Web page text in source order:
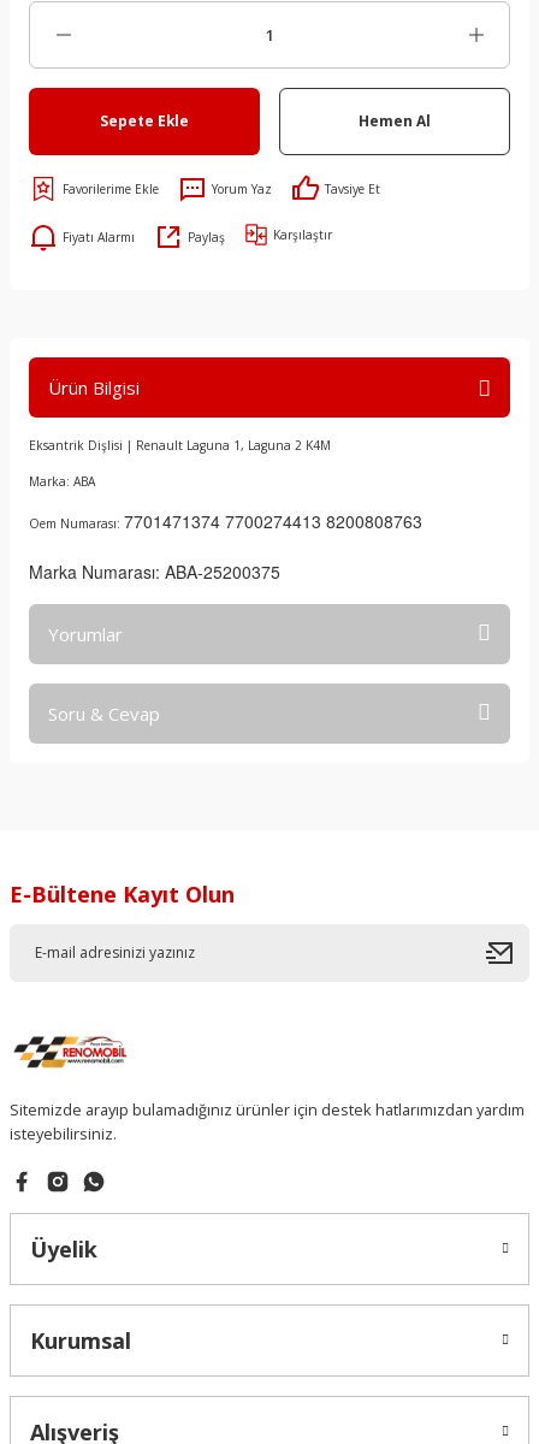
Sepete Ekle Hemen Al
Yorum Yaz Tavsiye Et
Fiyatı Alarmı Paylaş Karşılaştır
Ürün Bilgisi
Eksantrik Dişlisi | Renault Laguna 1, Laguna 2 K4M
Marka: ABA
Oem Numarası: 7701471374 7700274413 8200808763
Marka Numarası: ABA-25200375
Yorumlar
Soru & Cevap
E-Bültene Kayıt Olun
Sitemizde arayıp bulamadığınız ürünler için destek hatlarımızdan yardım
isteyebilirsiniz.
Üyelik
Kurumsal
Alışveriş